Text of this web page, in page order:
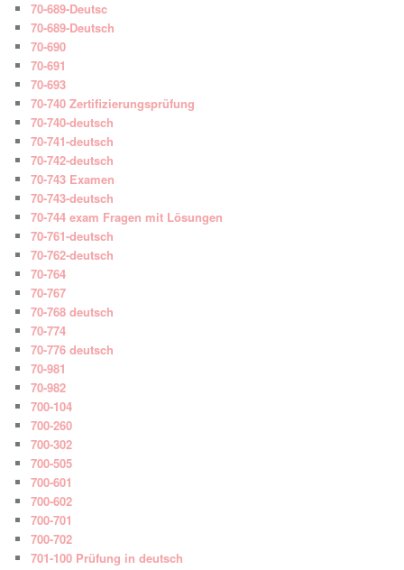
70-689-Deutsc
70-689-Deutsch
70-690
70-691
70-693
70-740 Zertifizierungsprüfung
70-740-deutsch
70-741-deutsch
70-742-deutsch
70-743 Examen
70-743-deutsch
70-744 exam Fragen mit Lösungen
70-761-deutsch
70-762-deutsch
70-764
70-767
70-768 deutsch
70-774
70-776 deutsch
70-981
70-982
700-104
700-260
700-302
700-505
700-601
700-602
700-701
700-702
701-100 Prüfung in deutsch